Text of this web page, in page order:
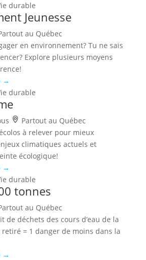
durable
Jeunesse
au Québec
en environnement? Tu ne sais
Explore plusieurs moyens
→
durable
Partout au Québec
à relever pour mieux
climatiques actuels et
écologique!
→
durable
tonnes
au Québec
de déchets des cours d’eau de la
= 1 danger de moins dans la
→